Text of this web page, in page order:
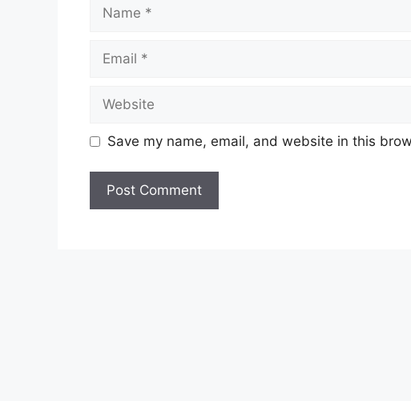
Save my name, email, and website in this